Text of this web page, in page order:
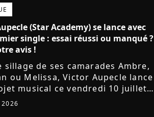
(Star Academy) se lance avec
single : essai réussi ou manqué ?
avis !
sillage de ses camarades Ambre,
ou Melissa, Victor Aupecle lance
musical ce vendredi 10 juillet
parution du single Je fais de mon
Le demi-finaliste...